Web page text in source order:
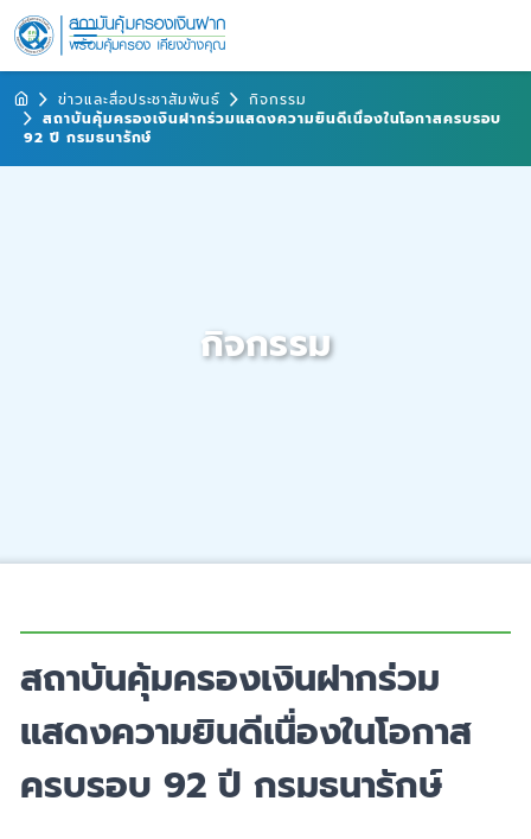
ข่าวและสื่อประชาสัมพันธ์
กิจกรรม
สถาบันคุ้มครองเงินฝากร่วมแสดงความยินดีเนื่องในโอกาสครบรอบ
92 ปี กรมธนารักษ์
กิจกรรม
สถาบันคุ้มครองเงินฝากร่วม
แสดงความยินดีเนื่องในโอกาส
ครบรอบ 92 ปี กรมธนารักษ์